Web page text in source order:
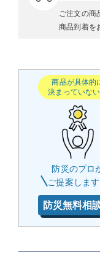
ご注文の商
商品到着を
商品が具体的
決まっていな
防災のプロ
ご提案します
防災無料相